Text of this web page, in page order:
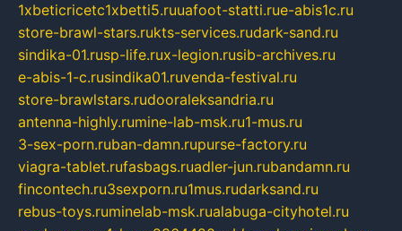
1xbeticricetc1xbetti5.ruuafoot-statti.rue-abis1c.ru
store-brawl-stars.rukts-services.rudark-sand.ru
sindika-01.rusp-life.rux-legion.rusib-archives.ru
e-abis-1-c.rusindika01.ruvenda-festival.ru
store-brawlstars.rudooraleksandria.ru
antenna-highly.rumine-lab-msk.ru1-mus.ru
3-sex-porn.ruban-damn.rupurse-factory.ru
viagra-tablet.rufasbags.ruadler-jun.rubandamn.ru
fincontech.ru3sexporn.ru1mus.rudarksand.ru
rebus-toys.ruminelab-msk.rualabuga-cityhotel.ru